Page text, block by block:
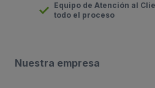
Equipo de Atención al
todo el proceso
Nuestra empresa